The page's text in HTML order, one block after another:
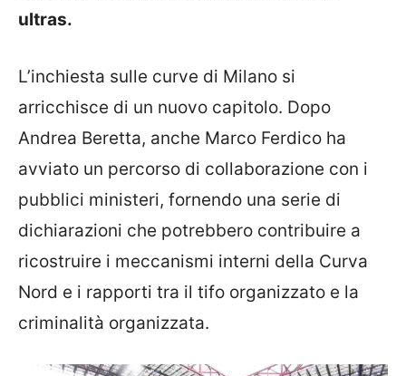
ultras.
L’inchiesta sulle curve di Milano si
arricchisce di un nuovo capitolo. Dopo
Andrea Beretta, anche Marco Ferdico ha
avviato un percorso di collaborazione con i
pubblici ministeri, fornendo una serie di
dichiarazioni che potrebbero contribuire a
ricostruire i meccanismi interni della Curva
Nord e i rapporti tra il tifo organizzato e la
criminalità organizzata.